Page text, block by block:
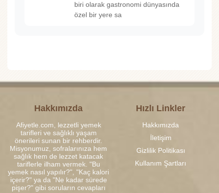
biri olarak gastronomi dünyasında
özel bir yere sa
Hakkımızda
Afiyetle.com, lezzetli yemek
tarifleri ve sağlıklı yaşam
önerileri sunan bir rehberdir.
Misyonumuz, sofralarınıza hem
sağlık hem de lezzet katacak
tariflerle ilham vermek. "Bu
yemek nasıl yapılır?", "Kaç kalori
içerir?" ya da "Ne kadar sürede
pişer?" gibi soruların cevapları
Hızlı Linkler
Hakkımızda
İletişim
Gizlilik Politikası
Kullanım Şartları